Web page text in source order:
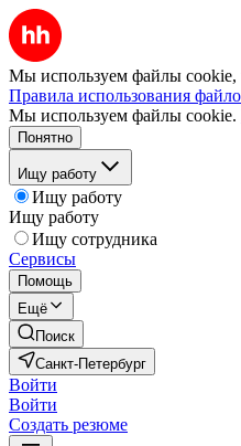
Мы используем файлы cookie,
Правила использования
Мы используем файлы cookie.
Понятно
Ищу работу
Ищу работу
Ищу работу
Ищу сотрудника
Сервисы
Помощь
Ещё
Поиск
Санкт-Петербург
Войти
Войти
Создать резюме